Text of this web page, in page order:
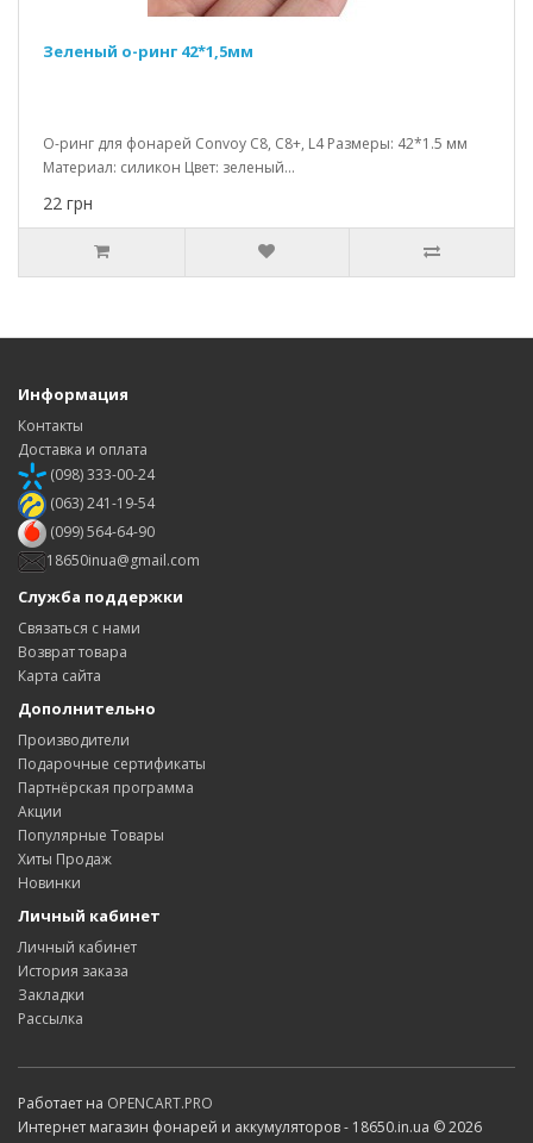
Зеленый о-ринг 42*1,5мм
О-ринг для фонарей Convoy C8, C8+, L4 Размеры: 42*1.5 мм
Материал: силикон Цвет: зеленый...
22 грн
Информация
Контакты
Доставка и оплата
(098) 333-00-24
(063) 241-19-54
(099) 564-64-90
18650inua@gmail.com
Служба поддержки
Связаться с нами
Возврат товара
Карта сайта
Дополнительно
Производители
Подарочные сертификаты
Партнёрская программа
Акции
Популярные Товары
Хиты Продаж
Новинки
Личный кабинет
Личный кабинет
История заказа
Закладки
Рассылка
Работает на OPENCART.PRO
Интернет магазин фонарей и аккумуляторов - 18650.in.ua © 2026